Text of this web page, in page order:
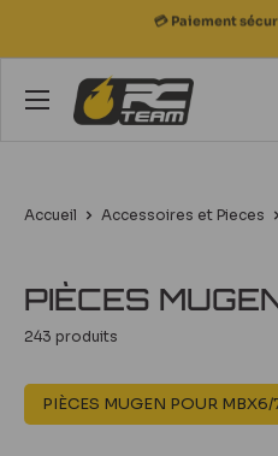
💳 Paiement
RC
Team
Accueil Accessoires et Pieces
PIÈCES
243 produits
PIÈCES MUGEN POUR MBX6/